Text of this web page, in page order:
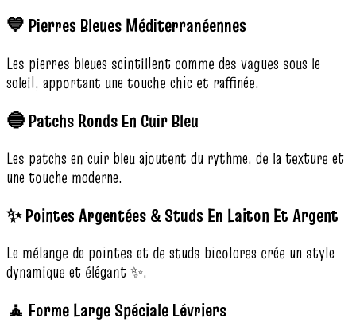
💙 Pierres Bleues Méditerranéennes
Les pierres bleues scintillent comme des vagues sous le
soleil, apportant une touche chic et raffinée.
🔵 Patchs Ronds En Cuir Bleu
Les patchs en cuir bleu ajoutent du rythme, de la texture et
une touche moderne.
✨ Pointes Argentées & Studs En Laiton Et Argent
Le mélange de pointes et de studs bicolores crée un style
dynamique et élégant ✨.
🧘 Forme Large Spéciale Lévriers